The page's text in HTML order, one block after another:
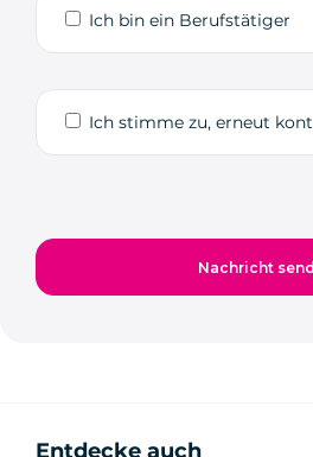
Ich bin ein Berufstätiger
Ich stimme zu, erneut
Entdecke auch